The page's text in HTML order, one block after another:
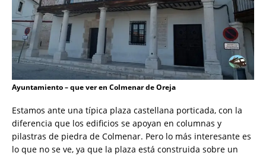
Ayuntamiento – que ver en Colmenar de Oreja
Estamos ante una típica plaza castellana porticada, con la
diferencia que los edificios se apoyan en columnas y
pilastras de piedra de Colmenar. Pero lo más interesante es
lo que no se ve, ya que la plaza está construida sobre un